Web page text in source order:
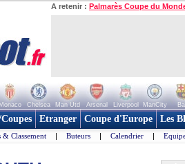
A retenir : Palmarès Coupe du
Monaco Chelsea Man Utd Arsenal Liverpool ManCity
Etranger Coupe d'Europe Les
& Classement | Buteurs | Calendrier |